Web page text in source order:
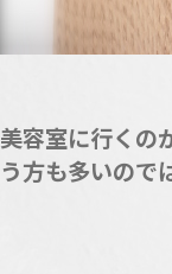
美容室に行くの
う方も多いので